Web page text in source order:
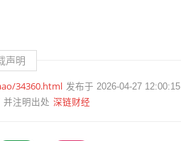
声明
34360.html 发布于 2026-04-27 12:00:15
并注明出处 深链财经